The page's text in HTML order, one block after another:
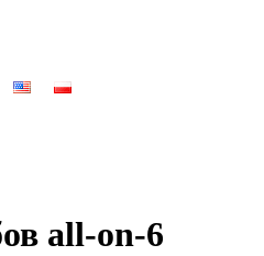
all-on-6